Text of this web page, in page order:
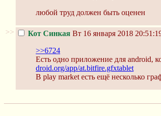
любой труд должен быть оценен
>> Кот Синкая Вт 16 января 2018
>>6724
Есть одно приложение для android,
droid.org/app/at.bitfire.gfxtablet
В play market есть ещё несколько